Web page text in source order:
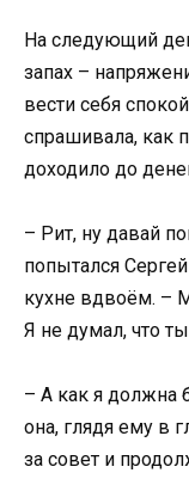
На следующий
запах –
вести себя
спрашивала, как
доходило до
– Рит, ну давай
попытался
кухне вдвоём. –
Я не думал, что
– А как я должна
она, глядя ему в
за совет и